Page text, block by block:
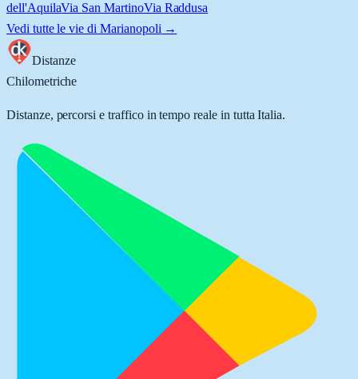
dell'AquilaVia San MartinoVia Raddusa
Vedi tutte le vie di Marianopoli →
Distanze
Chilometriche
Distanze, percorsi e traffico in tempo reale in tutta Italia.